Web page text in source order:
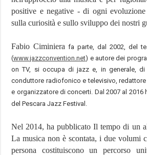
positive e negative - di ogni
sulla curiosità e sullo sviluppo dei nostri
Fabio Ciminiera fa parte, dal 2002, del
(www.jazzconvention.net) e autore dei
on TV, si occupa di jazz e, in generale,
conduttore radiofonico e televisivo,
e organizzatore di concerti. Dal 2007 al
del Pescara Jazz Festival.
Nel 2014, ha pubblicato Il tempo di un
La musica non è scontata, i due volumi
persona costituiscono un percorso